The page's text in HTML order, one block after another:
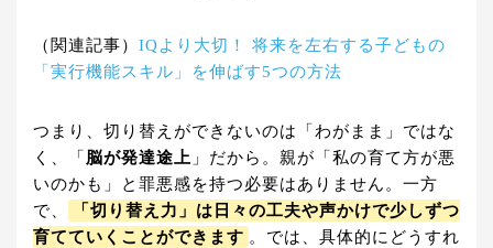
（関連記事） IQより大切！ 将来を左右する子どもの
「実行機能スキル」を伸ばす5つの方法
つまり、切り替えができないのは「わがまま」ではな
く、「 脳が発達途上 」だから。親が「私の育て方が悪
いのかも」と罪悪感を持つ必要はありません。一方
で、
「切り替え力」は日々の工夫や声かけで少しずつ
育てていくことができます 。では、具体的にどうすれ